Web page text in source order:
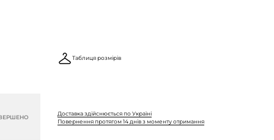
Таблиця розмірів
Доставка здійснюється по Україні
Повернення протягом 14 днів з моменту отримання